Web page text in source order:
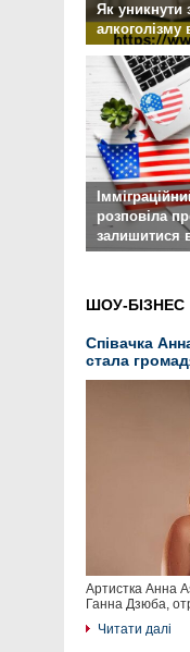
Як уникнути
розповіла
залишитися
ШОУ-БІЗНЕС
Співачка
стала
Артистка Анна
Ганна Дзюба,
Читати далі